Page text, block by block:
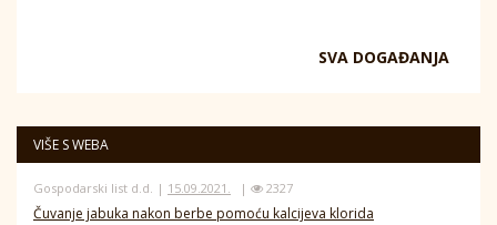
SVA DOGAĐANJA
VIŠE S WEBA
Gospodarski list d.d. | 15.09.2021. | 2327
Čuvanje jabuka nakon berbe pomoću kalcijeva klorida